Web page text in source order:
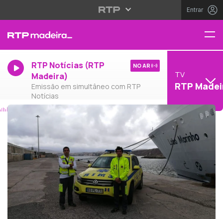
Entrar
RTP Notícias (RTP
Madeira)
Emissão em simultâneo com RTP
Notícias
NO AR
TV
RTP